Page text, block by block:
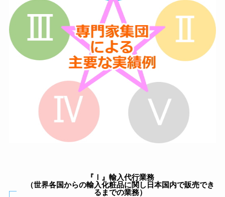
『Ⅰ』輸入代行業務
（世界各国からの輸入化粧品に関し 日本国内で販売でき
るまでの業務）